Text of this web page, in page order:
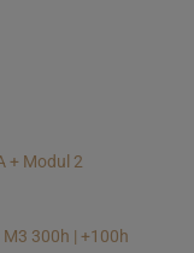
+ Modul 2
300h | +100h